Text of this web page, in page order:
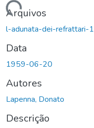
Arquivos
l-adunata-dei-
Data
1959-06-20
Autores
Lapenna, Donato
Descrição